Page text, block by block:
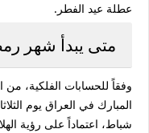
عطلة عيد الفطر.
متى يبدأ شهر رمضان 2026 في
وفقاً للحسابات الفلكية،
شباط، اعتماداً على رؤية